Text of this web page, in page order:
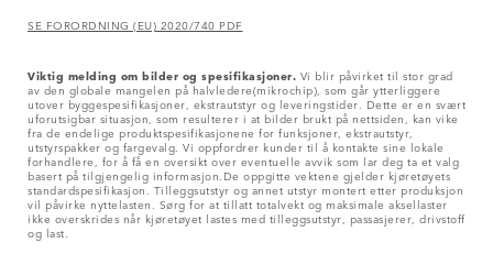
SE FORORDNING (EU) 2020/740 PDF
Viktig melding om bilder og spesifikasjoner. Vi blir påvirket til stor grad
av den globale mangelen på halvledere(mikrochip), som går ytterliggere
utover byggespesifikasjoner, ekstrautstyr og leveringstider. Dette er en svært
uforutsigbar situasjon, som resulterer i at bilder brukt på nettsiden, kan vike
fra de endelige produktspesifikasjonene for funksjoner, ekstrautstyr,
utstyrspakker og fargevalg. Vi oppfordrer kunder til å kontakte sine lokale
forhandlere, for å få en oversikt over eventuelle avvik som lar deg ta et valg
basert på tilgjengelig informasjon.De oppgitte vektene gjelder kjøretøyets
standardspesifikasjon. Tilleggsutstyr og annet utstyr montert etter produksjon
vil påvirke nyttelasten. Sørg for at tillatt totalvekt og maksimale aksellaster
ikke overskrides når kjøretøyet lastes med tilleggsutstyr, passasjerer, drivstoff
og last.